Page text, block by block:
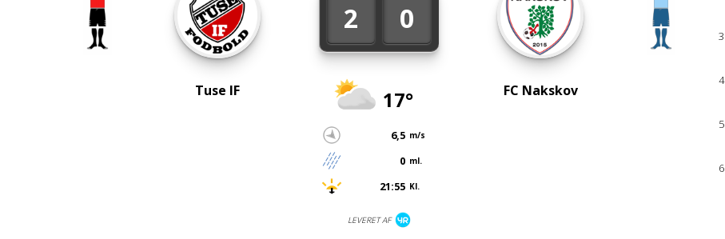
Tuse IF
2 0
17°
6,5 m/s
0 ml.
21:55 Kl.
LEVERET AF
FC Nakskov
3
4
5
6